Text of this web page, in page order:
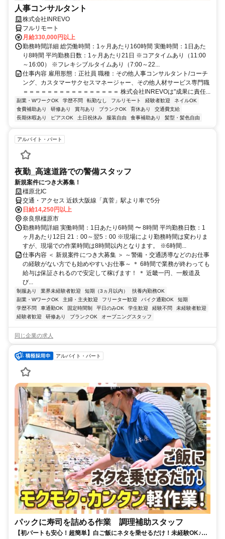
人事コンサルタント
株式会社INREVO
フルリモート
月給330,000円以上
勤務時間詳細 総労働時間：1ヶ月あたり160時間 実働時間：1日あた
り8時間 平均勤務日数：1ヶ月あたり21日 ※コアタイムあり（11:00
～16:00） ※フレキシブルタイムあり（7:00～22...
仕事内容 雇用形態：正社員 職種：その他人事コンサルタント/コーチ
ング、カスタマーサクセスマネージャー、その他人材サービス専門職
＝＝＝＝＝＝＝＝＝＝＝＝＝＝＝＝ 株式会社INREVOは"成果に責任...
副業・WワークOK 学歴不問 転勤なし フルリモート 経験者歓迎
ネイルOK
食費補助あり
研修あり 賞与あり ブランクOK 育休あり
交通費支給
長期休暇あり
ピアスOK 土日祝休み 服装自由 食事補助あり 髪型・髪色自由
アルバイト・パート
夜勤_高速道路での警備スタッフ
新規案件につき大募集！
橿原北IC
交通・アクセス 近鉄大阪線「真菅」駅より車で5分
日給14,250円以上
奈良県橿原市
勤務時間詳細 実働時間：1日あたり6時間 〜 8時間 平均勤務日数：1
ヶ月あたり12日 21：00～翌5：00 ※現場により勤務時間は変わりま
すが、現場での作業時間は8時間以内となります。 ※6時間...
仕事内容 ＜ 新規案件につき大募集 ＞ ～警備・交通誘導などのお仕事
の経験がない方でも始めやすいお仕事～ ＊ 6時間で業務が終わっても
給与は保証されるので安定して稼げます！ ＊ 近畿一円、一般道及
び...
制服あり 業界未経験者歓迎 短期（3ヵ月以内）
扶養内勤務OK
副業・WワークOK
主婦・主夫歓迎 フリーター歓迎 バイク通勤OK
短期
学歴不問
車通勤OK 固定時間制 平日のみOK 学生歓迎 経験不問
未経験者歓迎
経験者歓迎
研修あり ブランクOK オープニングスタッフ
同じ企業の求人
アルバイト・パート
パックに寿司を詰める作業 調理補助スタッフ
【初パートも安心！超簡単】白ご飯にネタを乗せるだけ！未経験OK♪週